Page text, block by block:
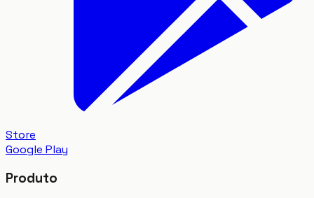
Store
Google Play
Produto